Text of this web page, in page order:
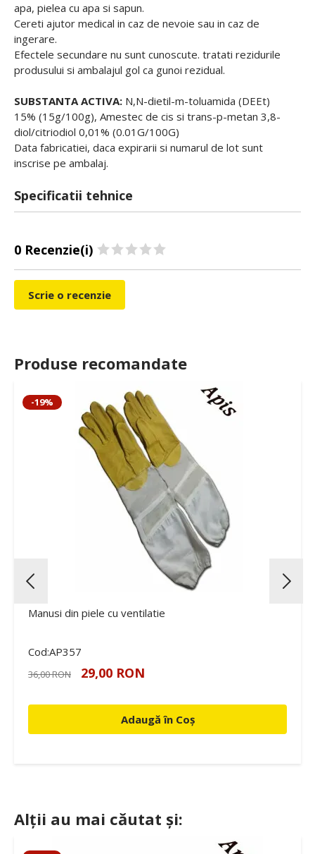
apa, pielea cu apa si sapun.
Cereti ajutor medical in caz de nevoie sau in caz de
ingerare.
Efectele secundare nu sunt cunoscute. tratati rezidurile
produsului si ambalajul gol ca gunoi rezidual.
SUBSTANTA ACTIVA: N,N-dietil-m-toluamida (DEEt)
15% (15g/100g), Amestec de cis si trans-p-metan 3,8-
diol/citriodiol 0,01% (0.01G/100G)
Data fabricatiei, daca expirarii si numarul de lot sunt
inscrise pe ambalaj.
Specificatii tehnice
0 Recenzie(i)
Scrie o recenzie
Produse recomandate
-19%
Manusi din piele cu ventilatie
Cod:AP357
36,00 RON 29,00 RON
Adaugă în Coș
Alții au mai căutat și: